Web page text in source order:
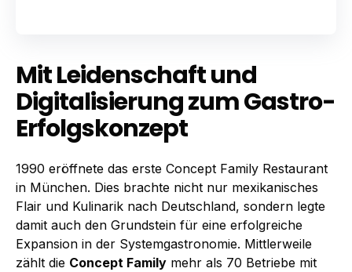
Mit Leidenschaft und
Digital­isierung zum Gastro-
Erfolgs­konzept
1990 eröffnete das erste Concept Family Restaurant
in München. Dies brachte nicht nur mexikanisches
Flair und Kulinarik nach Deutschland, sondern legte
damit auch den Grundstein für eine erfolgreiche
Expansion in der Systemgastronomie. Mittlerweile
zählt die Concept Family mehr als 70 Betriebe mit